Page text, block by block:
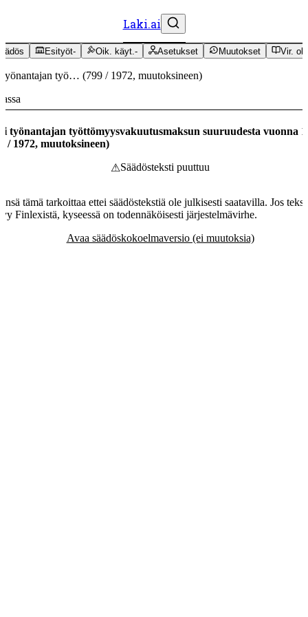
Laki.ai
Esityöt- Oik. käyt.- Asetukset Muutokset Vir.
työ… (799 / 1972, muutoksineen)
työnantajan työttömyysvakuutusmaksun suuruudesta vuonna
/ 1972, muutoksineen)
⚠Säädösteksti puuttuu
tämä tarkoittaa ettei säädöstekstiä ole julkisesti saatavilla. Jos
Finlexistä, kyseessä on todennäköisesti järjestelmävirhe.
Avaa säädöskokoelmaversio (ei muutoksia)